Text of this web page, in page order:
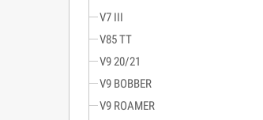
V7 III
V85 TT
V9 20/21
V9 BOBBER
V9 ROAMER